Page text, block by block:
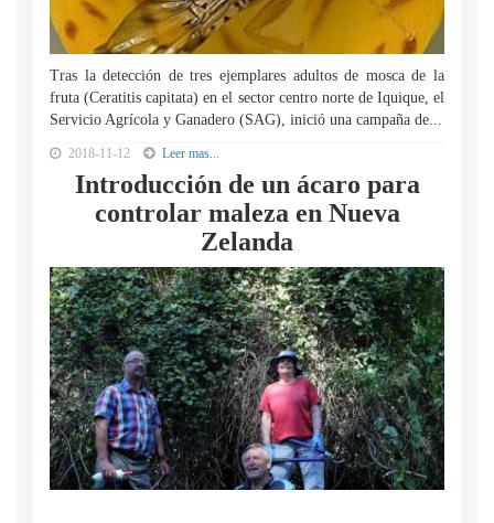
Tras la detección de tres ejemplares adultos de mosca de la
fruta (Ceratitis capitata) en el sector centro norte de Iquique, el
Servicio Agrícola y Ganadero (SAG), inició una campaña de...
2018-11-12 Leer mas...
Introducción de un ácaro para
controlar maleza en Nueva
Zelanda